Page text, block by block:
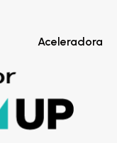
Aceleradora